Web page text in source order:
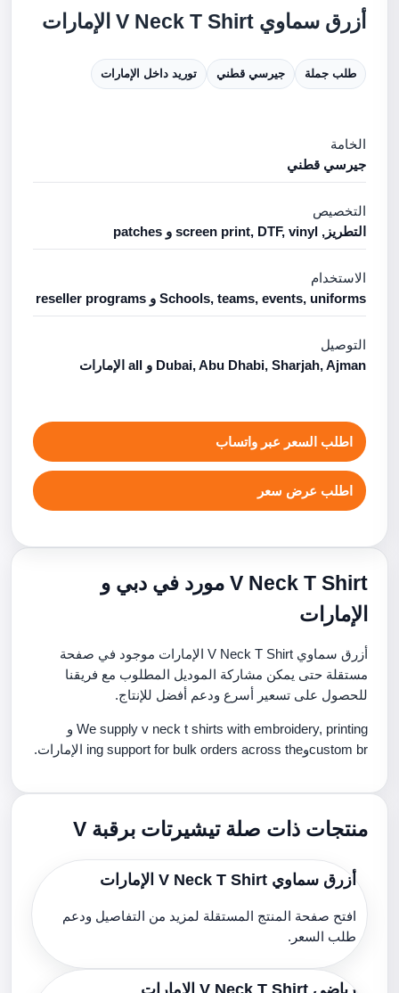
أزرق سماوي V Neck T Shirt الإمارات
طلب جملة جيرسي قطني توريد داخل الإمارات
الخامة
جيرسي قطني
التخصيص
التطريز, screen print, DTF, vinyl و patches
الاستخدام
Schools, teams, events, uniforms و reseller programs
التوصيل
Dubai, Abu Dhabi, Sharjah, Ajman و all الإمارات
اطلب السعر عبر واتساب
اطلب عرض سعر
V Neck T Shirt مورد في دبي و
الإمارات
أزرق سماوي V Neck T Shirt الإمارات موجود في صفحة
مستقلة حتى يمكن مشاركة الموديل المطلوب مع فريقنا
للحصول على تسعير أسرع ودعم أفضل للإنتاج.
We supply v neck t shirts with embroidery, printing و
custom brوing support for bulk orders across the الإمارات.
منتجات ذات صلة تيشيرتات برقبة V
أزرق سماوي V Neck T Shirt الإمارات
افتح صفحة المنتج المستقلة لمزيد من التفاصيل ودعم
طلب السعر.
رياضي V Neck T Shirt الإمارات